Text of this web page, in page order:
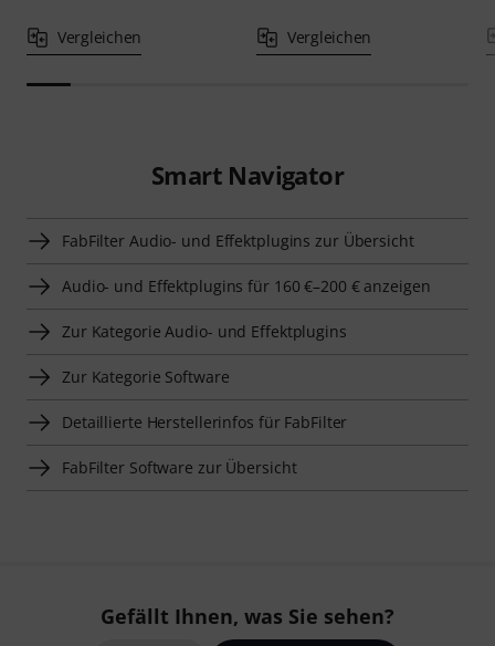
Vergleichen Vergleichen
Smart Navigator
FabFilter Audio- und Effektplugins zur Übersicht
Audio- und Effektplugins für 160 €–200 € anzeigen
Zur Kategorie Audio- und Effektplugins
Zur Kategorie Software
Detaillierte Herstellerinfos für FabFilter
FabFilter Software zur Übersicht
Gefällt Ihnen, was Sie sehen?